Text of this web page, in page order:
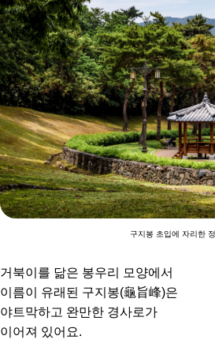
구지봉 초입에 자리한
거북이를 닮은 봉우리 모양에서
이름이 유래된 구지봉(龜旨峰)은
야트막하고 완만한 경사로가
이어져 있어요.